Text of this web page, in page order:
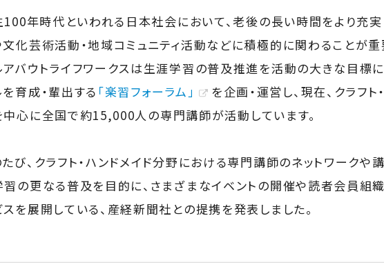
100年時代といわれる日本社会において、老後の長い時間をより充実
文化芸術活動・地域コミュニティ活動などに積極的に関わることが
アバウトライフワークスは生涯学習の普及推進を活動の大きな目標に
育成・輩出する 「楽習フォーラム」
を企画・運営し、現在、クラフ
中心に全国で約15,000人の専門講師が活動しています。
び、クラフト・ハンドメイド分野における専門講師のネットワークや
の更なる普及を目的に、さまざまなイベントの開催や読者会員組織
を展開している、産経新聞社との提携を発表しました。